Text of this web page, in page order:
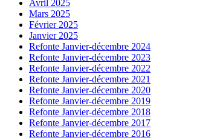
Avril 2025
Mars 2025
Février 2025
Janvier 2025
Refonte Janvier-décembre 2024
Refonte Janvier-décembre 2023
Refonte Janvier-décembre 2022
Refonte Janvier-décembre 2021
Refonte Janvier-décembre 2020
Refonte Janvier-décembre 2019
Refonte Janvier-décembre 2018
Refonte Janvier-décembre 2017
Refonte Janvier-décembre 2016